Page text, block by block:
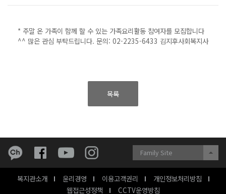
* 주말 온 가족이 함께 할 수 있는 가족요리활동 참여자를 모집합니다
^^ 많은 관심 부탁드립니다. 문의: 02-2235-6433 김지후사회복지사
목록
복지관소개 윤리경영 이용고객권리
개인정보처리방침
웹접근성정책
CCTV운영방침
Family Site